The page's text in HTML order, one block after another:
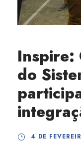
Inspire:
do
4 DE